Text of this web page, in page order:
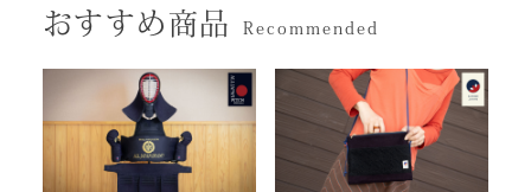
おすすめ商品 Recommended